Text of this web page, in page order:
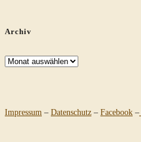
Archiv
Archiv
Impressum – Datenschutz – Facebook –